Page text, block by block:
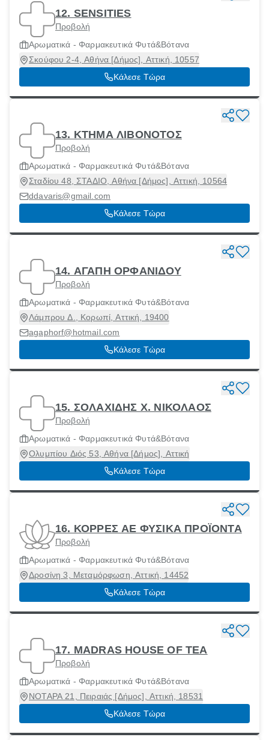
12. SENSITIES
Προβολή
Αρωματικά - Φαρμακευτικά Φυτά&Βότανα
Σκούφου 2-4, Αθήνα [Δήμος], Αττική, 10557
Κάλεσε Τώρα
13. ΚΤΗΜΑ ΛΙΒΟΝΟΤΟΣ
Προβολή
Αρωματικά - Φαρμακευτικά Φυτά&Βότανα
Σταδίου 48, ΣΤΑΔΙΟ, Αθήνα [Δήμος], Αττική, 10564
ddavaris@gmail.com
Κάλεσε Τώρα
14. ΑΓΑΠΗ ΟΡΦΑΝΙΔΟΥ
Προβολή
Αρωματικά - Φαρμακευτικά Φυτά&Βότανα
Λάμπρου Δ., Κορωπί, Αττική, 19400
agaphorf@hotmail.com
Κάλεσε Τώρα
15. ΣΟΛΑΧΙΔΗΣ Χ. ΝΙΚΟΛΑΟΣ
Προβολή
Αρωματικά - Φαρμακευτικά Φυτά&Βότανα
Ολυμπίου Διός 53, Αθήνα [Δήμος], Αττική
Κάλεσε Τώρα
16. ΚΟΡΡΕΣ ΑΕ ΦΥΣΙΚΑ ΠΡΟΪΟΝΤΑ
Προβολή
Αρωματικά - Φαρμακευτικά Φυτά&Βότανα
Δροσίνη 3, Μεταμόρφωση, Αττική, 14452
Κάλεσε Τώρα
17. MADRAS HOUSE OF TEA
Προβολή
Αρωματικά - Φαρμακευτικά Φυτά&Βότανα
ΝΟΤΑΡΑ 21, Πειραιάς [Δήμος], Αττική, 18531
Κάλεσε Τώρα